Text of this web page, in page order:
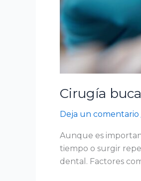
Cirugía
Deja un comentario
Aunque es
tiempo o surgir
dental. Factores